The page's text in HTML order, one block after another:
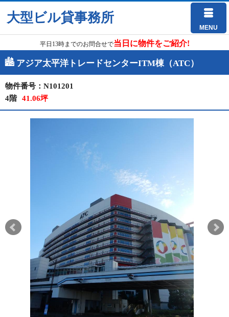
大型ビル貸事務所
MENU
平日13時までのお問合せで当日に物件をご紹介!
アジア太平洋トレードセンターITM棟（ATC）
物件番号：N101201
4階
41.06坪